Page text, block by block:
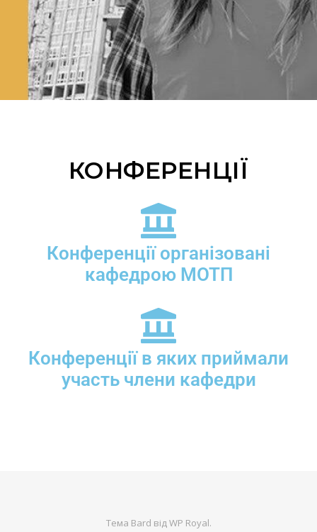
КОНФЕРЕНЦІЇ
Конференції організовані
кафедрою МОТП
Конференції в яких приймали
участь члени кафедри
Тема Bard відWP Royal.